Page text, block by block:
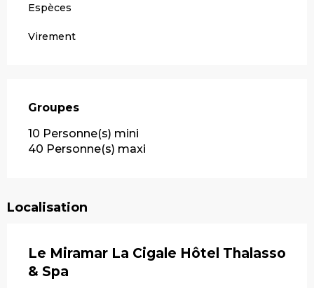
Espèces
Virement
Groupes
Groupes
10 Personne(s) mini
40 Personne(s) maxi
Localisation
Le Miramar La Cigale Hôtel Thalasso
& Spa